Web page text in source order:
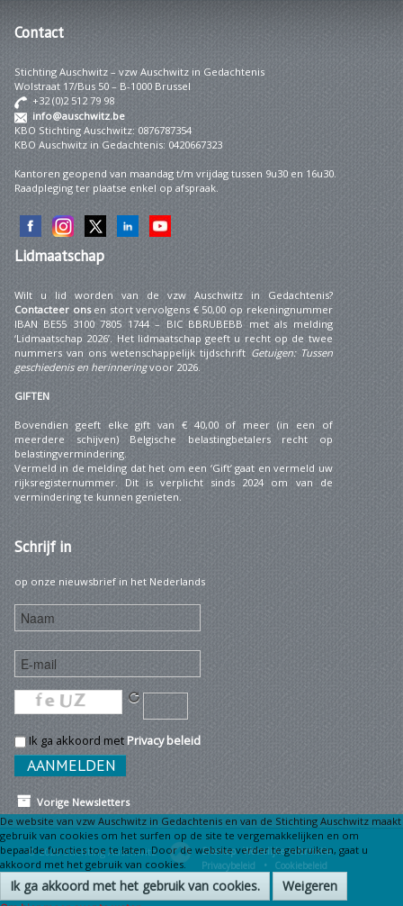
Contact
Stichting Auschwitz – vzw Auschwitz in Gedachtenis
Wolstraat 17/Bus 50 – B-1000 Brussel
+32 (0)2 512 79 98
info@auschwitz.be
KBO Stichting Auschwitz: 0876787354
KBO Auschwitz in Gedachtenis: 0420667323
Kantoren geopend van maandag t/m vrijdag tussen 9u30 en 16u30.
Raadpleging ter plaatse enkel op afspraak.
Lidmaatschap
Wilt u lid worden van de vzw Auschwitz in Gedachtenis?
Contacteer onsen stort vervolgens € 50,00 op rekeningnummer
IBAN BE55 3100 7805 1744 – BIC BBRUBEBB met als melding
‘Lidmaatschap 2026’. Het lidmaatschap geeft u recht op de twee
nummers van ons wetenschappelijk tijdschrift Getuigen: Tussen
geschiedenis en herinneringvoor 2026.
GIFTEN
Bovendien geeft elke gift van € 40,00 of meer (in een of
meerdere schijven) Belgische belastingbetalers recht op
belastingvermindering.
Vermeld in de melding dat het om een ‘Gift’ gaat en vermeld uw
rijksregisternummer. Dit is verplicht sinds 2024 om van de
vermindering te kunnen genieten.
Schrijfin
op onze nieuwsbrief in het Nederlands
Ik ga akkoord metPrivacy beleid
Vorige Newsletters
Sitemap Wettelijke informatie •
Privacybeleid •
Cookiebeleid
© 2026 Stichting Auschwitz
De website van vzw Auschwitz in Gedachtenis en van de Stichting Auschwitz maakt
gebruik van cookies om het surfen op de site te vergemakkelijken en om
bepaalde functies toe te laten. Door de website verder te gebruiken, gaat u
akkoord met het gebruik van cookies.
Ik ga akkoord met het gebruik van cookies. Weigeren